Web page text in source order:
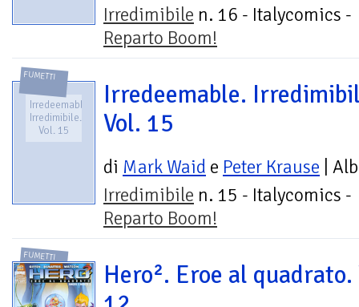
Irredimibile n. 16 - Italycomics -
Reparto Boom!
FUMETTI
Irredeemable.
Irredimibile.
Vol. 15
Irredeemable.
Vol. 15
di Mark Waid e Peter Krause |
Irredimibile n. 15 - Italycomics -
Reparto Boom!
FUMETTI
Hero². Eroe al quadrato.